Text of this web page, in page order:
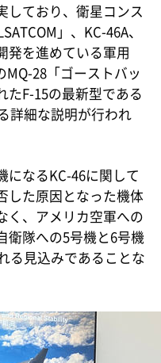
ており、衛星コンス
」、KC-46A、
発を進めている軍用
28「ゴーストバッ
たF-15の最新型である
詳細な説明が行われ
なるKC-46に関して
した原因となった機体
く、アメリカ空軍への
衛隊への5号機と6号機
る見込みであることな